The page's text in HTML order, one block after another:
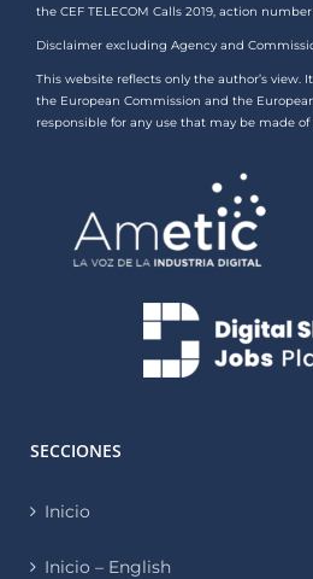
the CEF TELECOM Calls 2019, action number
Disclaimer excluding Agency and
This website reflects only the author’s view.
the European Commission and the
responsible for any use that may be made
SECCIONES
Inicio
Inicio – English